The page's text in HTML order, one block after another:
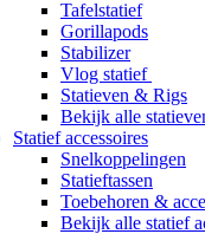
Tafelstatief
Gorillapods
Stabilizer
Vlog statief
Statieven & Rigs
Bekijk alle
Statief accessoires
Snelkoppelingen
Statieftassen
Toebehoren &
Bekijk alle statief